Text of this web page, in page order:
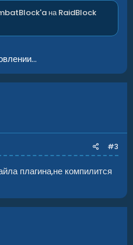
на RaidBlock
#3
плагина,не компилится